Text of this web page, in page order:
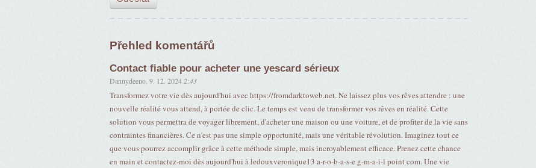
Přehled komentářů
Contact fiable pour acheter une yescard sérieux
Dannydeeno 9. 12. 2024 2:43
Transformez votre vie dès aujourd'hui avec https://fromdarktoweb.net. Ne laissez plus vos rêves attendre : une
nouvelle réalité vous attend, à portée de clic. Le temps est venu de transformer vos rêves en réalité. Cette
solution vous permettra de voyager librement, d'acheter une maison ou une voiture, et de profiter de la vie sans
contraintes financières. Ce n'est pas une simple opportunité, mais une véritable révolution. Imaginez tout ce
que vous pourrez accomplir grâce à cette méthode simple, mais incroyablement efficace. Prenez cette chance
en main et contactez-moi dès aujourd'hui à ledouxveronique13 a-r-o-b-a-s-e g-m-a-i-l point com. Une vie